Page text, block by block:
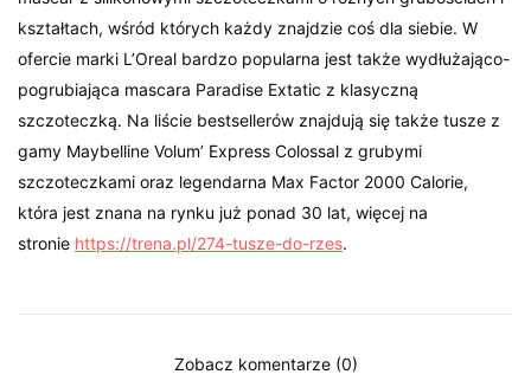
kształtach, wśród których każdy znajdzie coś dla siebie. W
ofercie marki L’Oreal bardzo popularna jest także wydłużająco-
pogrubiająca mascara Paradise Extatic z klasyczną
szczoteczką. Na liście bestsellerów znajdują się także tusze z
gamy Maybelline Volum’ Express Colossal z grubymi
szczoteczkami oraz legendarna Max Factor 2000 Calorie,
która jest znana na rynku już ponad 30 lat, więcej na
stronie https://trena.pl/274-tusze-do-rzes.
Zobacz komentarze (0)